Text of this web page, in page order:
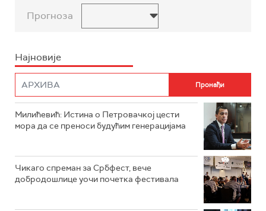
Прогноза
Најновије
Милићевић: Истина о Петровачкој цести
мора да се преноси будућим генерацијама
Чикаго спреман за Србфест, вече
добродошлице уочи почетка фестивала